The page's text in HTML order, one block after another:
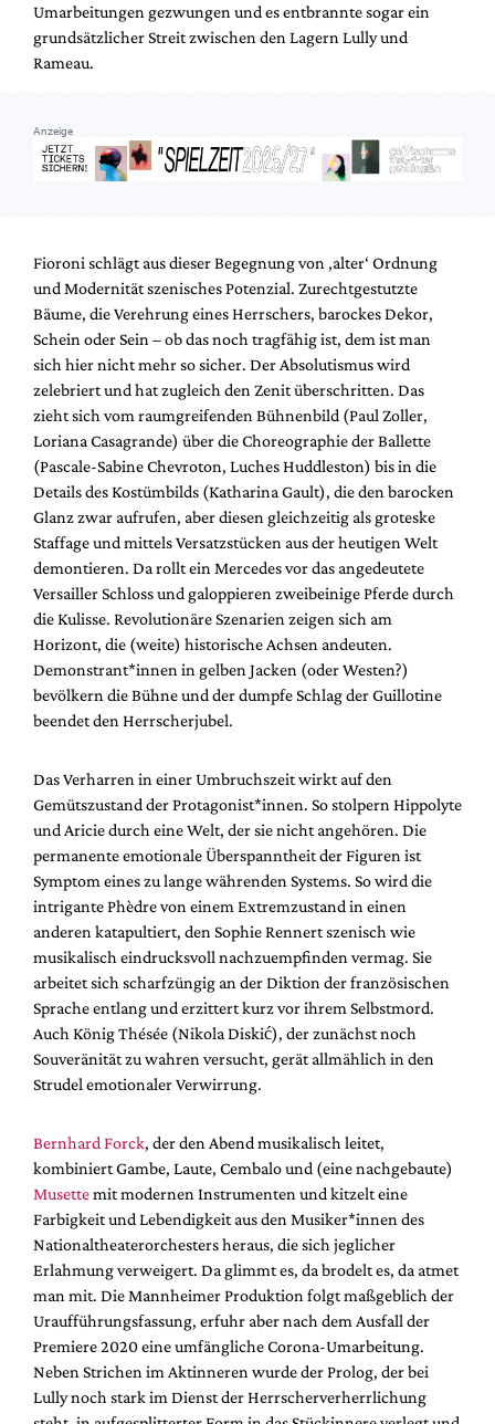
Umarbeitungen gezwungen und es entbrannte sogar ein
grundsätzlicher Streit zwischen den Lagern Lully und
Rameau.
Anzeige
Fioroni schlägt aus dieser Begegnung von ‚alter‘ Ordnung
und Modernität szenisches Potenzial. Zurechtgestutzte
Bäume, die Verehrung eines Herrschers, barockes Dekor,
Schein oder Sein – ob das noch tragfähig ist, dem ist man
sich hier nicht mehr so sicher. Der Absolutismus wird
zelebriert und hat zugleich den Zenit überschritten. Das
zieht sich vom raumgreifenden Bühnenbild (Paul Zoller,
Loriana Casagrande) über die Choreographie der Ballette
(Pascale-Sabine Chevroton, Luches Huddleston) bis in die
Details des Kostümbilds (Katharina Gault), die den barocken
Glanz zwar aufrufen, aber diesen gleichzeitig als groteske
Staffage und mittels Versatzstücken aus der heutigen Welt
demontieren. Da rollt ein Mercedes vor das angedeutete
Versailler Schloss und galoppieren zweibeinige Pferde durch
die Kulisse. Revolutionäre Szenarien zeigen sich am
Horizont, die (weite) historische Achsen andeuten.
Demonstrant*innen in gelben Jacken (oder Westen?)
bevölkern die Bühne und der dumpfe Schlag der Guillotine
beendet den Herrscherjubel.
Das Verharren in einer Umbruchszeit wirkt auf den
Gemütszustand der Protagonist*innen. So stolpern Hippolyte
und Aricie durch eine Welt, der sie nicht angehören. Die
permanente emotionale Überspanntheit der Figuren ist
Symptom eines zu lange währenden Systems. So wird die
intrigante Phèdre von einem Extremzustand in einen
anderen katapultiert, den Sophie Rennert szenisch wie
musikalisch eindrucksvoll nachzuempfinden vermag. Sie
arbeitet sich scharfzüngig an der Diktion der französischen
Sprache entlang und erzittert kurz vor ihrem Selbstmord.
Auch König Thésée (Nikola Diskić), der zunächst noch
Souveränität zu wahren versucht, gerät allmählich in den
Strudel emotionaler Verwirrung.
Bernhard Forck, der den Abend musikalisch leitet,
kombiniert Gambe, Laute, Cembalo und (eine nachgebaute)
Musettemit modernen Instrumenten und kitzelt eine
Farbigkeit und Lebendigkeit aus den Musiker*innen des
Nationaltheaterorchesters heraus, die sich jeglicher
Erlahmung verweigert. Da glimmt es, da brodelt es, da atmet
man mit. Die Mannheimer Produktion folgt maßgeblich der
Uraufführungsfassung, erfuhr aber nach dem Ausfall der
Premiere 2020 eine umfängliche Corona-Umarbeitung.
Neben Strichen im Aktinneren wurde der Prolog, der bei
Lully noch stark im Dienst der Herrscherverherrlichung